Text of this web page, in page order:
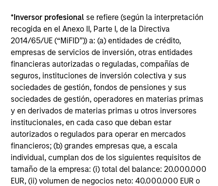
*Inversor profesional se refiere (según la interpretación
recogida en el Anexo II, Parte I, de la Directiva
2014/65/UE (“MiFID”)) a: (a) entidades de crédito,
empresas de servicios de inversión, otras entidades
financieras autorizadas o reguladas, compañías de
seguros, instituciones de inversión colectiva y sus
sociedades de gestión, fondos de pensiones y sus
sociedades de gestión, operadores en materias primas
y en derivados de materias primas u otros inversores
institucionales, en cada caso que deban estar
autorizados o regulados para operar en mercados
financieros; (b) grandes empresas que, a escala
individual, cumplan dos de los siguientes requisitos de
tamaño de la empresa: (i) total del balance: 20.000.000
EUR, (ii) volumen de negocios neto: 40.000.000 EUR o
La diversidad y la inclusión no
solo son valores, sino que
además son esenciales para
liberar todo el potencial de cada
persona. Cuando las personas
ven a otras que se parecen a
ellas en todos los niveles de la
organización, se sienten visibles,
valoradas y capacitadas para
rendir al máximo. La visibilidad
no es solo simbólica, sino que